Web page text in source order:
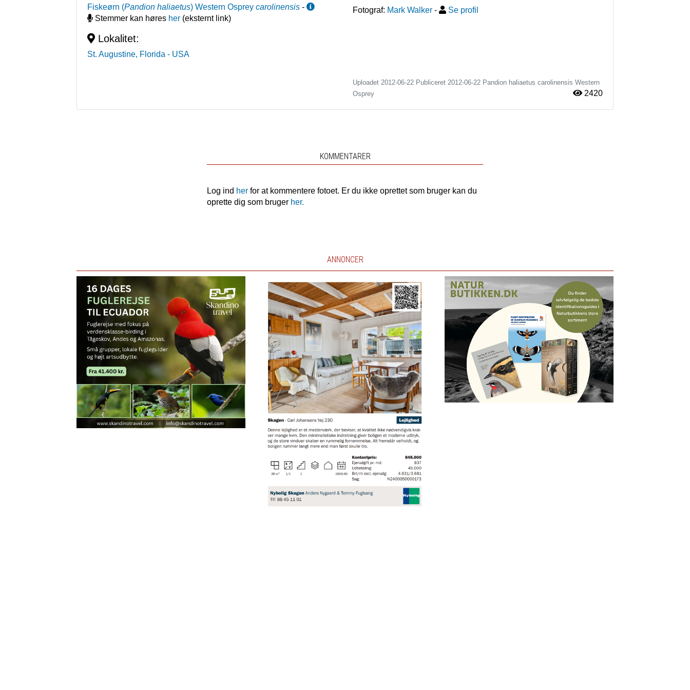
Fiskeørn (Pandion haliaetus)Western Osprey carolinensis -
Stemmer kan høres her (eksternt link)
Lokalitet:
St. Augustine, Florida - USA
Fotograf: Mark Walker - Se profil
Uploadet 2012-06-22 Publiceret 2012-06-22 Pandion haliaetus carolinensis Western
Osprey
2420
KOMMENTARER
Log ind her for at kommentere fotoet. Er du ikke oprettet som bruger kan du
oprette dig som bruger her.
ANNONCER